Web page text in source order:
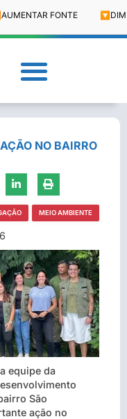
AUMENTAR FONTE 🔽
NO BAIRRO
MEIO AMBIENTE
equipe da
São
ação no